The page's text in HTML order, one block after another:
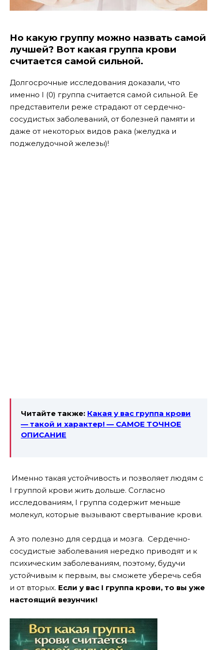
Но какую группу можно назвать самой
лучшей? Вот какая группа крови
считается самой сильной.
Долгосрочные исследования доказали, что
именно I (0) группа считается самой сильной. Ее
представители реже страдают от сердечно-
сосудистых заболеваний, от болезней памяти и
даже от некоторых видов рака (желудка и
поджелудочной железы)!
Читайте также: Какая у вас группа крови
— такой и характер! — САМОЕ ТОЧНОЕ
ОПИСАНИЕ
Именно такая устойчивость и позволяет людям с
I группой крови жить дольше. Согласно
исследованиям, I группа содержит меньше
молекул, которые вызывают свертывание крови.
А это полезно для сердца и мозга. Сердечно-
сосудистые заболевания нередко приводят и к
психическим заболеваниям, поэтому, будучи
устойчивым к первым, вы сможете уберечь себя
и от вторых. Если у вас I группа крови, то вы уже
настоящий везунчик!